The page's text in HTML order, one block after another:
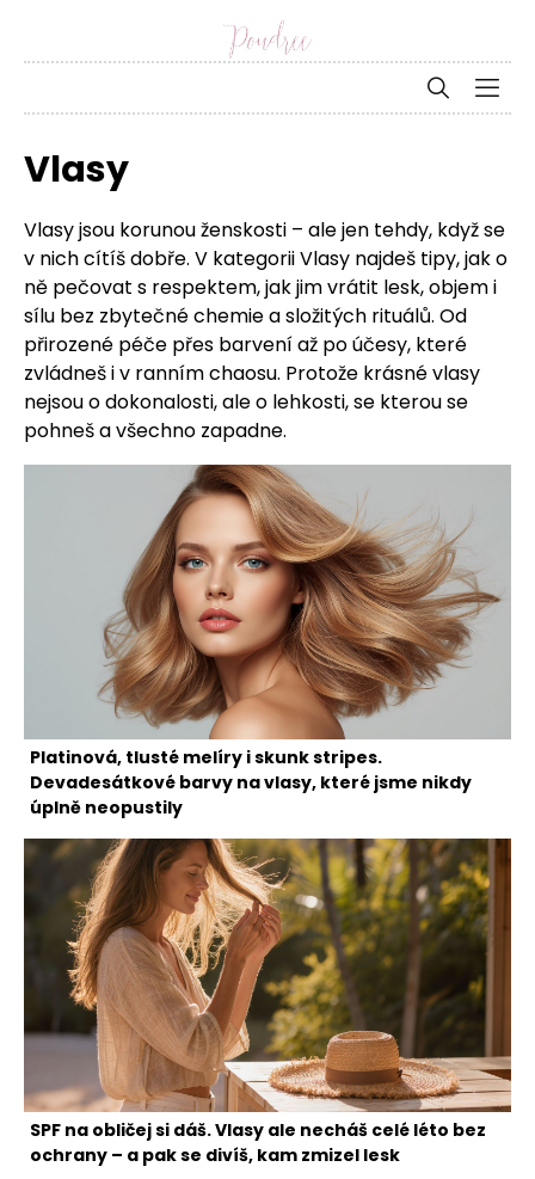
Vlasy
Vlasy jsou korunou ženskosti – ale jen tehdy, když se
v nich cítíš dobře. V kategorii Vlasy najdeš tipy, jak o
ně pečovat s respektem, jak jim vrátit lesk, objem i
sílu bez zbytečné chemie a složitých rituálů. Od
přirozené péče přes barvení až po účesy, které
zvládneš i v ranním chaosu. Protože krásné vlasy
nejsou o dokonalosti, ale o lehkosti, se kterou se
pohneš a všechno zapadne.
Platinová, tlusté melíry i skunk stripes.
Devadesátkové barvy na vlasy, které jsme nikdy
úplně neopustily
SPF na obličej si dáš. Vlasy ale necháš celé léto bez
ochrany – a pak se divíš, kam zmizel lesk